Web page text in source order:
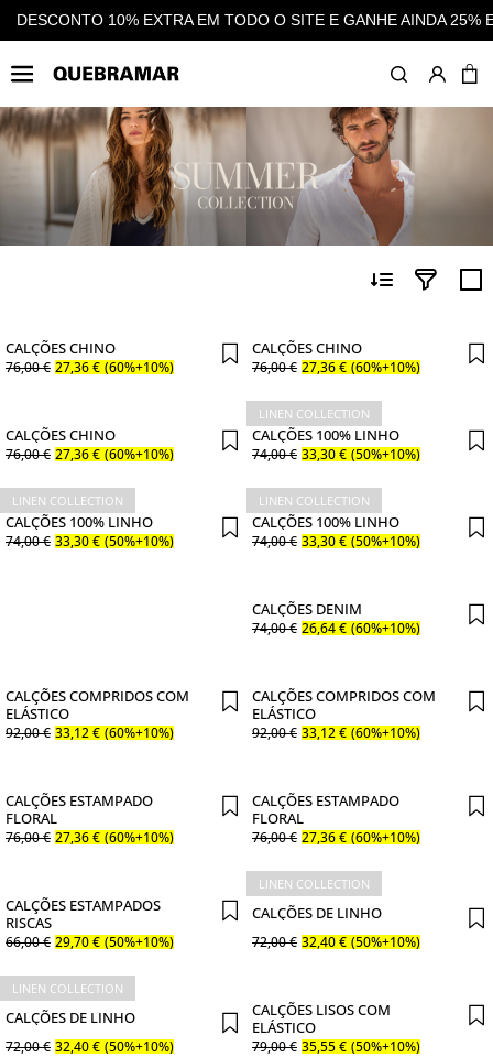
O SITE E GANHE AINDA 25% EM CASHBACK EM TODAS AS
MULHER COLEÇÃO
CALÇÕES CHINO
76,00€ 27,36€ (60%+10%)
CALÇÕES CHINO
76,00€ 27,36€ (60%+10%)
CALÇÕES CHINO
76,00€ 27,36€ (60%+10%)
LINEN COLLECTION
CALÇÕES 100% LINHO
74,00€ 33,30€ (50%+10%)
LINEN COLLECTION
CALÇÕES 100% LINHO
74,00€ 33,30€ (50%+10%)
LINEN COLLECTION
CALÇÕES 100% LINHO
74,00€ 33,30€ (50%+10%)
CALÇÕES DENIM
74,00€ 26,64€ (60%+10%)
CALÇÕES COMPRIDOS COM
ELÁSTICO
92,00€ 33,12€ (60%+10%)
CALÇÕES COMPRIDOS COM
ELÁSTICO
92,00€ 33,12€ (60%+10%)
CALÇÕES ESTAMPADO
FLORAL
76,00€ 27,36€ (60%+10%)
CALÇÕES ESTAMPADO
FLORAL
76,00€ 27,36€ (60%+10%)
CALÇÕES ESTAMPADOS
RISCAS
66,00€ 29,70€ (50%+10%)
LINEN COLLECTION
CALÇÕES DE LINHO
72,00€ 32,40€ (50%+10%)
LINEN COLLECTION
CALÇÕES DE LINHO
72,00€ 32,40€ (50%+10%)
CALÇÕES LISOS COM
ELÁSTICO
79,00€ 35,55€ (50%+10%)